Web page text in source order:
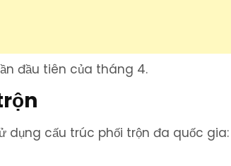
đầu tiên của tháng 4.
dụng cấu trúc phối trộn đa quốc gia: